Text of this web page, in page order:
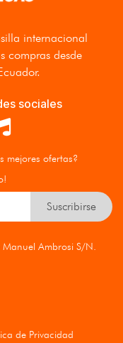
internacional
compras desde
sociales
mejores ofertas?
Suscribirse
Ambrosi S/N.
de Privacidad